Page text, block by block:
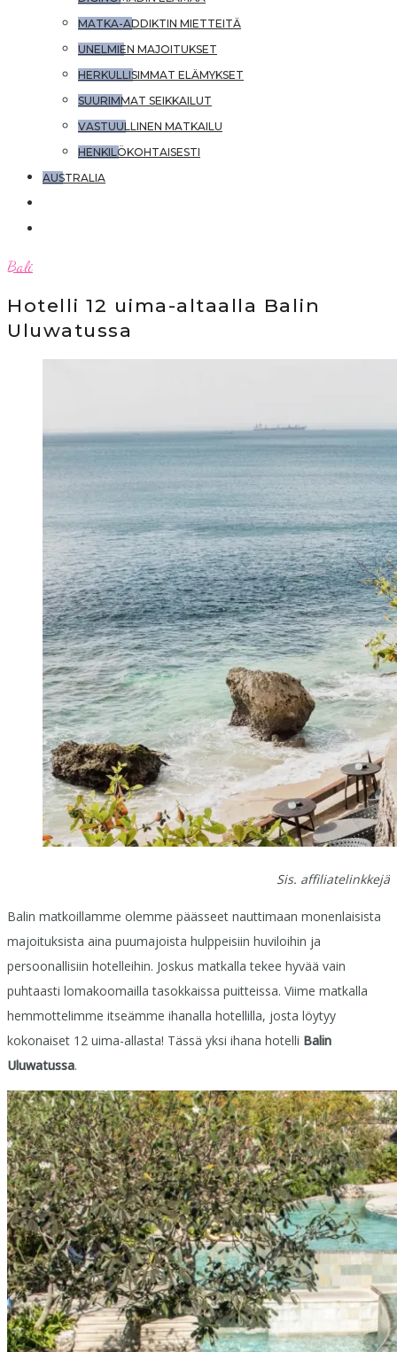
MATKA-ADDIKTIN MIETTEITÄ
UNELMIEN MAJOITUKSET
HERKULLISIMMAT ELÄMYKSET
SUURIMMAT SEIKKAILUT
VASTUULLINEN MATKAILU
HENKILÖKOHTAISESTI
AUSTRALIA
Bali
Hotelli 12 uima-altaalla Balin
Uluwatussa
Sis. affiliatelinkkejä
Balin matkoillamme olemme päässeet nauttimaan monenlaisista
majoituksista aina puumajoista hulppeisiin huviloihin ja
persoonallisiin hotelleihin. Joskus matkalla tekee hyvää vain
puhtaasti lomakoomailla tasokkaissa puitteissa. Viime matkalla
hemmottelimme itseämme ihanalla hotellilla, josta löytyy
kokonaiset 12 uima-allasta! Tässä yksi ihana hotelli Balin
Uluwatussa.